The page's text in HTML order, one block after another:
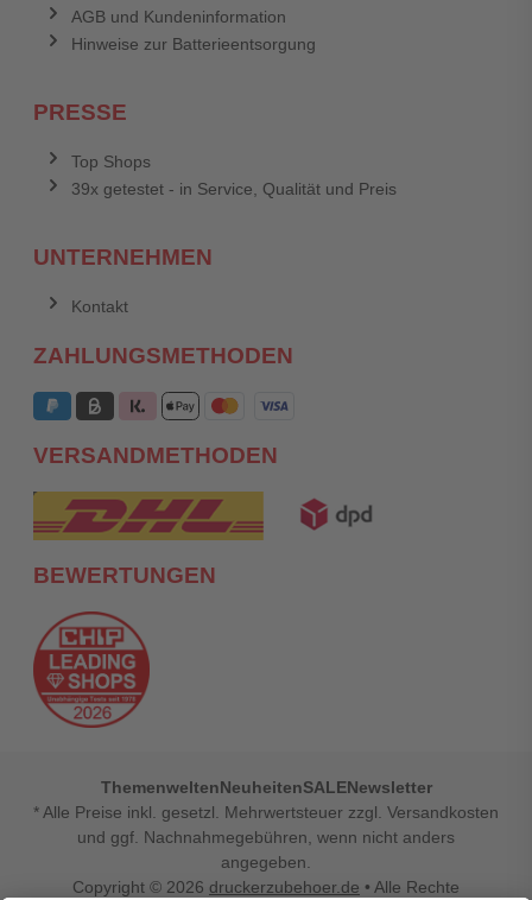
AGB und Kundeninformation
Hinweise zur Batterieentsorgung
PRESSE
Top Shops
39x getestet - in Service, Qualität und Preis
UNTERNEHMEN
Kontakt
ZAHLUNGSMETHODEN
VERSANDMETHODEN
BEWERTUNGEN
ThemenweltenNeuheitenSALENewsletter
* Alle Preise inkl. gesetzl. Mehrwertsteuer zzgl. Versandkosten
und ggf. Nachnahmegebühren, wenn nicht anders
angegeben.
Copyright © 2026 druckerzubehoer.de • Alle Rechte